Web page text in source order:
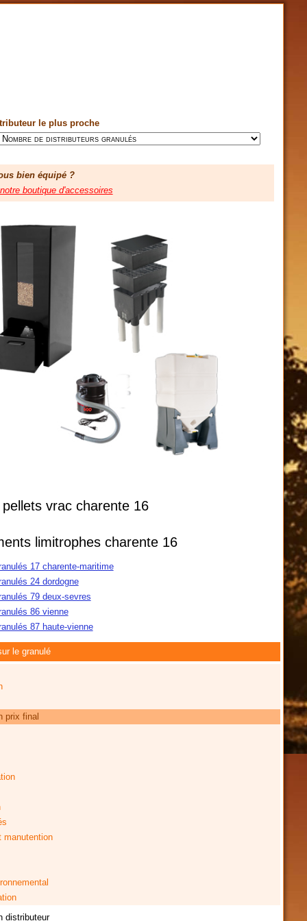
le plus proche
bien équipé ?
boutique d'accessoires
vrac charente 16
limitrophes charente 16
17 charente-maritime
24 dordogne
79 deux-sevres
86 vienne
87 haute-vienne
le granulé
prix final
manutention
distributeur